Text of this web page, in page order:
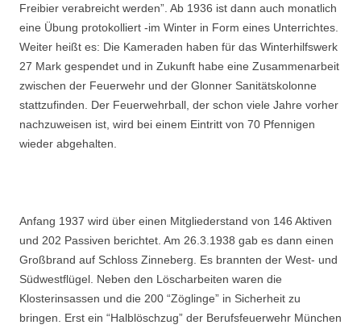
Freibier verab­reicht werden”. Ab 1936 ist dann auch monatlich
eine Übung protokolliert -im Winter in Form eines Unterrichtes.
Weiter heißt es: Die Kameraden haben für das Winterhilfswerk
27 Mark gespendet und in Zukunft habe eine Zusammenarbeit
zwischen der Feuerwehr und der Glonner Sanitätskolonne
stattzufinden. Der Feuerwehrball, der schon viele Jahre vorher
nachzuweisen ist, wird bei einem Eintritt von 70 Pfennigen
wieder abgehalten.
Anfang 1937 wird über einen Mitgliederstand von 146 Aktiven
und 202 Passiven berichtet. Am 26.3.1938 gab es dann einen
Großbrand auf Schloss Zinneberg. Es brannten der West- und
Südwestflügel. Neben den Löscharbeiten waren die
Klosterinsassen und die 200 “Zög­linge” in Sicherheit zu
bringen. Erst ein “Halblöschzug” der Berufsfeuerwehr München